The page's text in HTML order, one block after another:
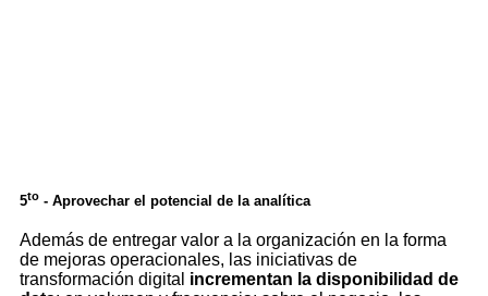
5to - Aprovechar el potencial de la analítica
Además de entregar valor a la organización en la forma
de mejoras operacionales, las iniciativas de
transformación digital incrementan la disponibilidad de